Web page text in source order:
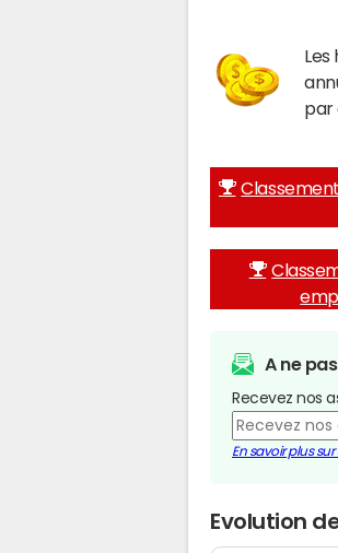
par
A ne
Recevez nos
En savoir plus
Evolution